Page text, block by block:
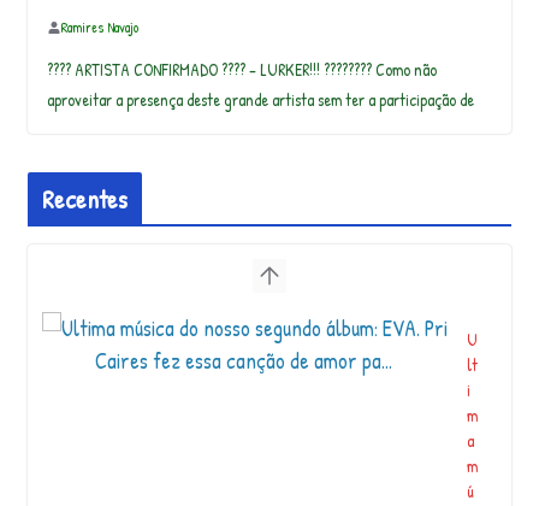
Ramires Navajo
???? ARTISTA CONFIRMADO ???? – LURKER!!! ???????? Como não
aproveitar a presença deste grande artista sem ter a participação de
Recentes
U
lt
i
m
a
m
ú